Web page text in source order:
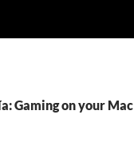
Gaming on your Mac